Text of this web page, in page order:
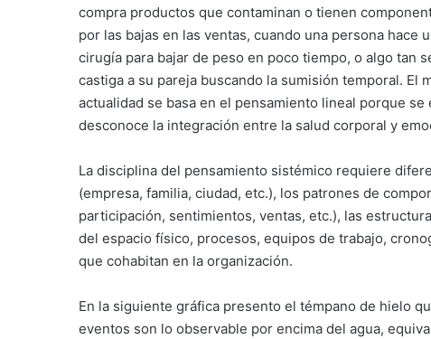
compra productos que contaminan o tienen
por las bajas en las ventas, cuando una persona hace
cirugía para bajar de peso en poco tiempo, o algo tan
castiga a su pareja buscando la sumisión temporal.
actualidad se basa en el pensamiento lineal porque
desconoce la integración entre la salud corporal y
La disciplina del pensamiento sistémico requiere
(empresa, familia, ciudad, etc.), los patrones de
participación, sentimientos, ventas, etc.), las
del espacio físico, procesos, equipos de trabajo,
que cohabitan en la organización.
En la siguiente gráfica presento el témpano de hielo
eventos son lo observable por encima del agua,